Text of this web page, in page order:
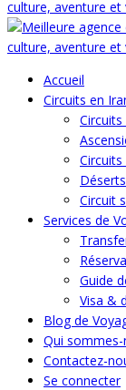
Accueil
Circuits en
Circuit
Services de
Guide
Visa &
Blog de
Qui sommes-
Contactez-
Se connecter